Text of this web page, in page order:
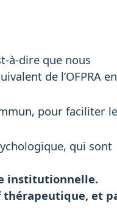
à-dire que nous
de l’OFPRA en
pour faciliter le
qui sont
institutionnelle.
thérapeutique, et